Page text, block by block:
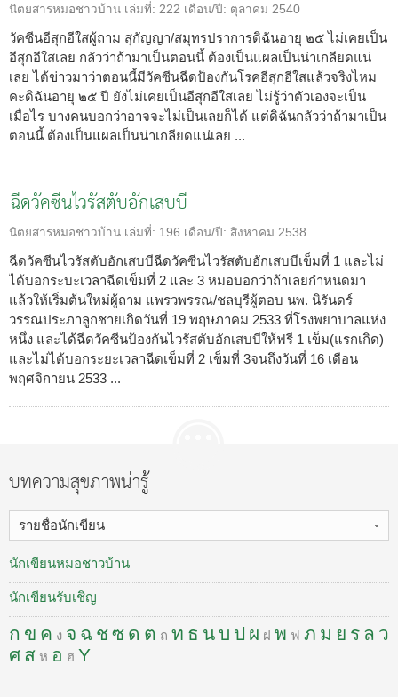
นิตยสารหมอชาวบ้าน เล่มที่: 222 เดือน/ปี: ตุลาคม 2540
วัคซีนอีสุกอีใสผู้ถาม สุกัญญา/สมุทรปราการดิฉันอายุ ๒๕ ไม่เคยเป็น
อีสุกอีใสเลย กลัวว่าถ้ามาเป็นตอนนี้ ต้องเป็นแผลเป็นน่าเกลียดแน่
เลย ได้ข่าวมาว่าตอนนี้มีวัคซีนฉีดป้องกันโรคอีสุกอีใสแล้วจริงไหม
คะดิฉันอายุ ๒๕ ปี ยังไม่เคยเป็นอีสุกอีใสเลย ไม่รู้ว่าตัวเองจะเป็น
เมื่อไร บางคนบอกว่าอาจจะไม่เป็นเลยก็ได้ แต่ดิฉันกลัวว่าถ้ามาเป็น
ตอนนี้ ต้องเป็นแผลเป็นน่าเกลียดแน่เลย ...
ฉีดวัคซีนไวรัสตับอักเสบบี
นิตยสารหมอชาวบ้าน เล่มที่: 196 เดือน/ปี: สิงหาคม 2538
ฉีดวัคซีนไวรัสตับอักเสบบีฉีดวัคซีนไวรัสตับอักเสบบีเข็มที่ 1 และไม่
ได้บอกระบะเวลาฉีดเข็มที่ 2 และ 3 หมอบอกว่าถ้าเลยกำหนดมา
แล้วให้เริ่มต้นใหม่ผู้ถาม แพรวพรรณ/ชลบุรีผู้ตอบ นพ. นิรันดร์
วรรณประภาลูกชายเกิดวันที่ 19 พฤษภาคม 2533 ที่โรงพยาบาลแห่ง
หนึ่ง และได้ฉีดวัคซีนป้องกันไวรัสตับอักเสบบีให้ฟรี 1 เข็ม(แรกเกิด)
และไม่ได้บอกระยะเวลาฉีดเข็มที่ 2 เข็มที่ 3จนถึงวันที่ 16 เดือน
พฤศจิกายน 2533 ...
บทความสุขภาพน่ารู้
รายชื่อนักเขียน
นักเขียนหมอชาวบ้าน
นักเขียนรับเชิญ
ก ข ค ง จ ฉ ชซ ด ต ถ ท ธ นบ ป ผ ฝ พ ฟ ภ ม ย ร ล ว
ศ ส ห อ ฮ Y